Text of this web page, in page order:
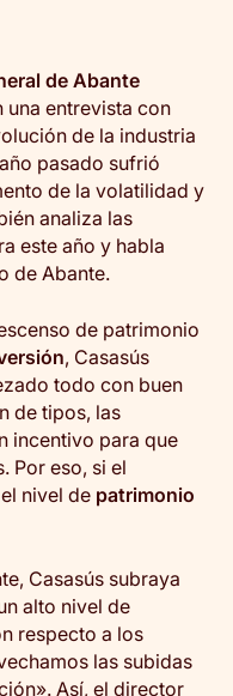
de Abante
una entrevista con
de la industria
pasado sufrió
de la volatilidad y
analiza las
este año y habla
de Abante.
de patrimonio
, Casasús
todo con buen
de tipos, las
incentivo para que
Por eso, si el
nivel de patrimonio
Casasús subraya
alto nivel de
respecto a los
las subidas
Así, el director